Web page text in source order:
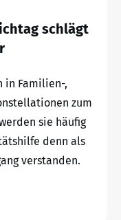
schlägt
in Familien-,
zum
sie häufig
denn als
verstanden.